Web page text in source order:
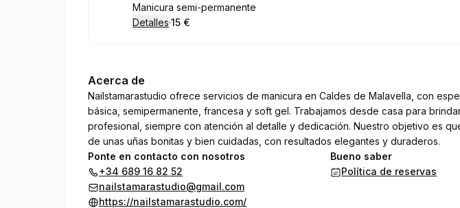
Reservar
Manicura semi-permanente
Detalles·
.Precio
15 €
Acerca de
Nailstamarastudio ofrece servicios de manicura en Caldes de Malavella, con
básica, semipermanente, francesa y soft gel. Trabajamos desde casa para
profesional, siempre con atención al detalle y dedicación. Nuestro objetivo es
de unas uñas bonitas y bien cuidadas, con resultados elegantes y duraderos.
Ponte en contacto con nosotros
+34 689 16 82 52
nailstamarastudio@gmail.com
https://nailstamarastudio.com/
Bueno saber
Política de reservas